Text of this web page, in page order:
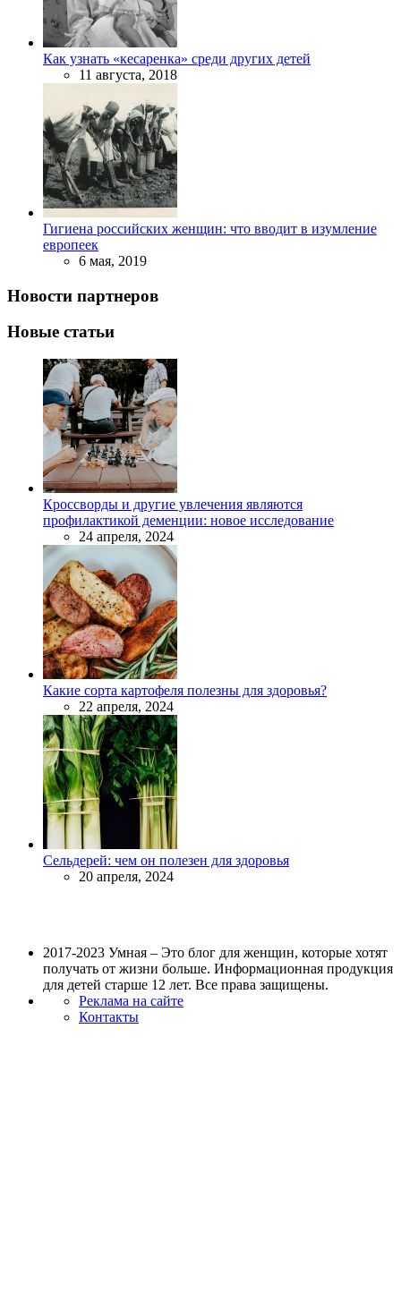
Как узнать «кесаренка» среди других детей
11 августа, 2018
Гигиена российских женщин: что вводит в изумление
европеек
6 мая, 2019
Новости партнеров
Новые статьи
Кроссворды и другие увлечения являются
профилактикой деменции: новое исследование
24 апреля, 2024
Какие сорта картофеля полезны для здоровья?
22 апреля, 2024
Сельдерей: чем он полезен для здоровья
20 апреля, 2024
2017-2023 Умная – Это блог для женщин, которые хотят
получать от жизни больше. Информационная продукция
для детей старше 12 лет. Все права защищены.
Реклама на сайте
Контакты